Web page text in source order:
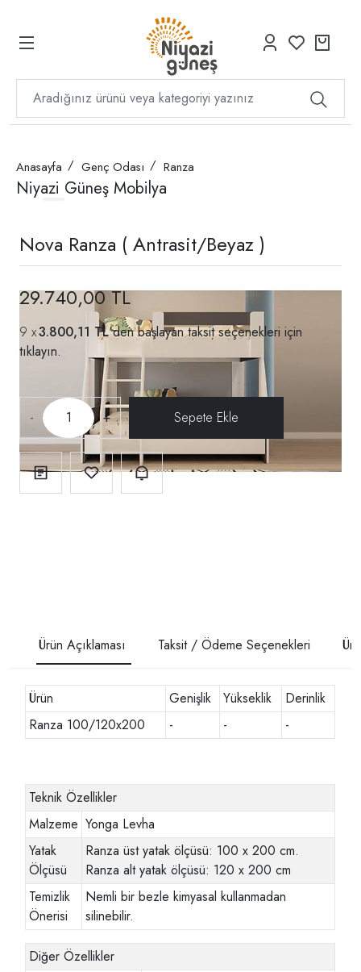
Anasayfa Genç Odası Ranza
Niyazi Güneş Mobilya
Nova Ranza ( Antrasit/Beyaz )
29.740,00 TL
3.800,11 TL'den başlayan taksit seçenekleri için
tıklayın.
- +
Ürün Açıklaması Taksit / Ödeme Seçenekleri
Ürün Genişlik Yükseklik
Derinlik
Ranza 100/120x200
- - -
Teknik Özellikler
Malzeme Yonga Levha
Yatak
Ölçüsü
Ranza üst yatak ölçüsü: 100 x 200 cm.
Ranza alt yatak ölçüsü: 120 x 200 cm
Temizlik
Önerisi
Nemli bir bezle kimyasal kullanmadan
silinebilir.
Diğer Özellikler